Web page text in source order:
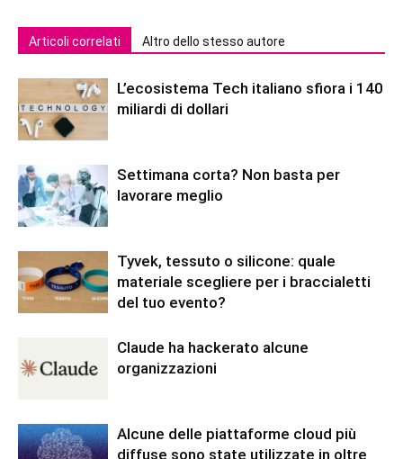
Articoli correlati Altro dello stesso autore
L’ecosistema Tech italiano sfiora i 140
miliardi di dollari
Settimana corta? Non basta per
lavorare meglio
Tyvek, tessuto o silicone: quale
materiale scegliere per i braccialetti
del tuo evento?
Claude ha hackerato alcune
organizzazioni
Alcune delle piattaforme cloud più
diffuse sono state utilizzate in oltre